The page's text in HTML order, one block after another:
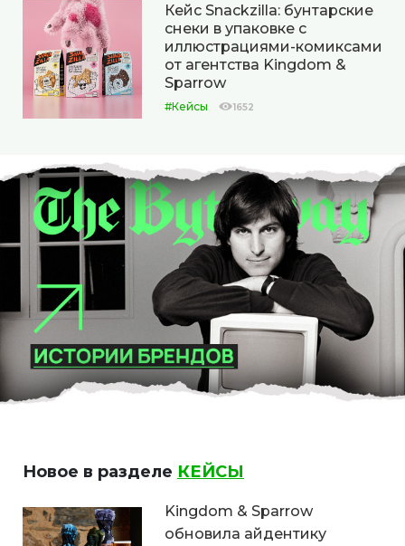
Кейс Snackzilla: бунтарские
снеки в упаковке с
иллюстрациями-комиксами
от агентства Kingdom &
Sparrow
#Кейсы 1652
Новое в разделе КЕЙСЫ
Kingdom & Sparrow
обновила айдентику